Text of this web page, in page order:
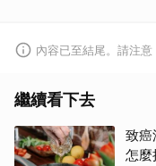
內容已至結尾。請注意
繼續看下去
致癌
怎麼